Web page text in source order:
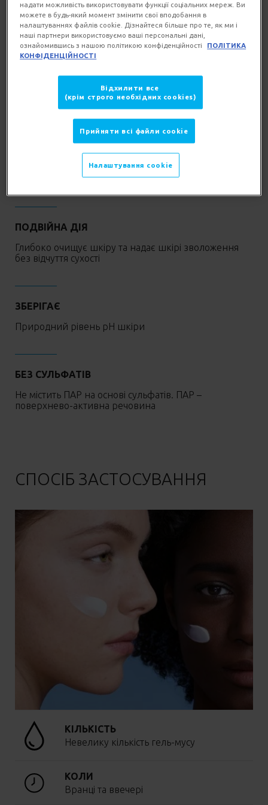
Глибоко очищує шкіру для усунення
найбільш стійких забруднень: надлишок
себуму, макіяж та забруднень із
навколишнього середовища
шкіри обличчя, а також для очищення
чутливої шкіри контуру очей
ГОЛОВНІ ПЕРЕВАГИ
ПОДВІЙНА ДІЯ
Глибоко очищує шкіру та надає шкірі зволоження
без відчуття сухості
ЗБЕРІГАЄ
Природний рівень pH шкіри
БЕЗ СУЛЬФАТІВ
Не містить ПАР на основі сульфатів. ПАР –
поверхнево-активна речовина
СПОСІБ ЗАСТОСУВАННЯ
КІЛЬКІСТЬ
Невелику кількість гель-мусу
КОЛИ
Вранці та ввечері
надати можливість використовувати функції соціальних мереж. Ви
можете в будь-який момент змінити свої вподобання в
налаштуваннях файлів cookie. Дізнайтеся більше про те, як ми і
наші партнери використовуємо ваші персональні дані,
ознайомившись з нашою політикою конфіденційності
ПОЛІТИКА
КОНФІДЕНЦІЙНОСТІ
Відхилити все
(крім строго необхідних cookies)
Прийняти всі файли сookie
Налаштування cookie